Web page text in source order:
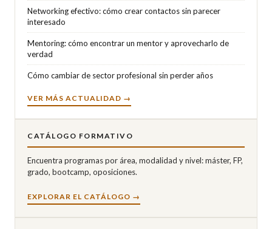
Networking efectivo: cómo crear contactos sin parecer
interesado
Mentoring: cómo encontrar un mentor y aprovecharlo de
verdad
Cómo cambiar de sector profesional sin perder años
VER MÁS ACTUALIDAD →
CATÁLOGO FORMATIVO
Encuentra programas por área, modalidad y nivel: máster, FP,
grado, bootcamp, oposiciones.
EXPLORAR EL CATÁLOGO →